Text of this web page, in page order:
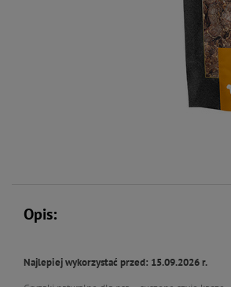
Opis:
Najlepiej wykorzystać przed: 15.09.2026 r.